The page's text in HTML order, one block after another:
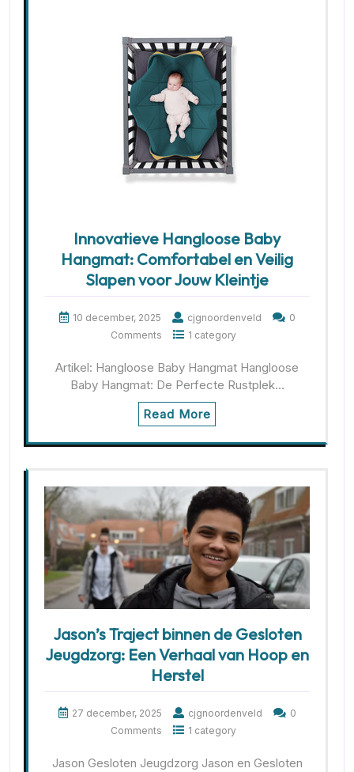
Innovatieve Hangloose Baby
Hangmat: Comfortabel en Veilig
Slapen voor Jouw Kleintje
10 december, 2025 cjgnoordenveld
0
Comments
1 category
Artikel: Hangloose Baby Hangmat Hangloose
Baby Hangmat: De Perfecte Rustplek…
Read More
Jason’s Traject binnen de Gesloten
Jeugdzorg: Een Verhaal van Hoop en
Herstel
27 december, 2025 cjgnoordenveld
0
Comments
1 category
Jason Gesloten Jeugdzorg Jason en Gesloten